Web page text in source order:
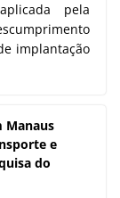
pela
implantação
Manaus
e
do